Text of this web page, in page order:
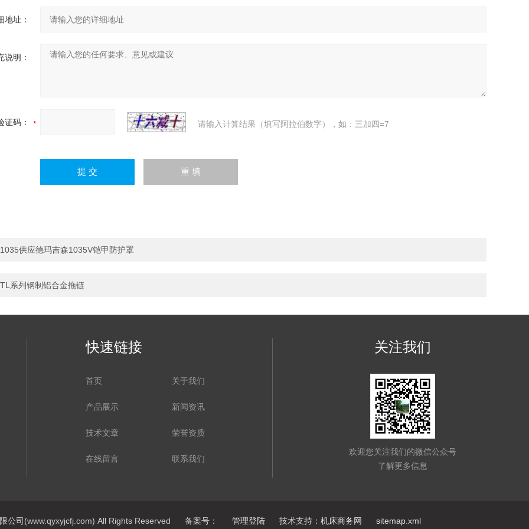
地址：
说明：
证码： 请输入计算结果（填写阿拉伯数字），如：三加四=7
1035供应德玛吉森1035V铠甲防护罩
TL系列钢制铝合金拖链
快速链接
首页 关于我们
产品展示 新闻资讯
技术文章 荣誉资质
在线留言 联系我们
关注我们
欢迎您关注我们的微信公众号
了解更多信息
公司(www.qyxyjcfj.com) All Rights Reserved 备案号： 管理登陆 技术支持： 机床商务网 sitemap.xml